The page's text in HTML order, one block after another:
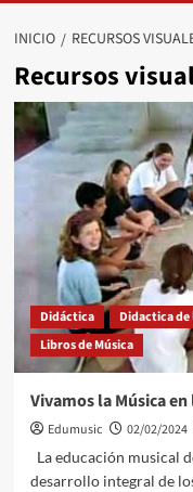
INICIO RECURSOS
Recursos
Didáctica Didactica de
Libros de Música
Vivamos la Música en
Edumusic 02/02/2024
La educación musical
desarrollo integral de